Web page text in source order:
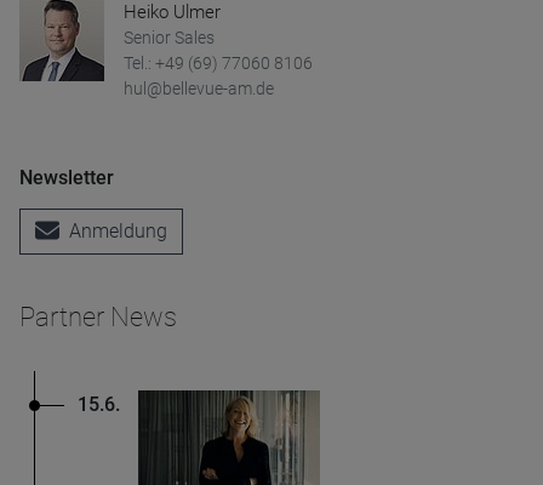
Heiko Ulmer
Senior Sales
Tel.: +49 (69) 77060 8106
hul@bellevue-am.de
Newsletter
Anmeldung
Partner News
15.6.